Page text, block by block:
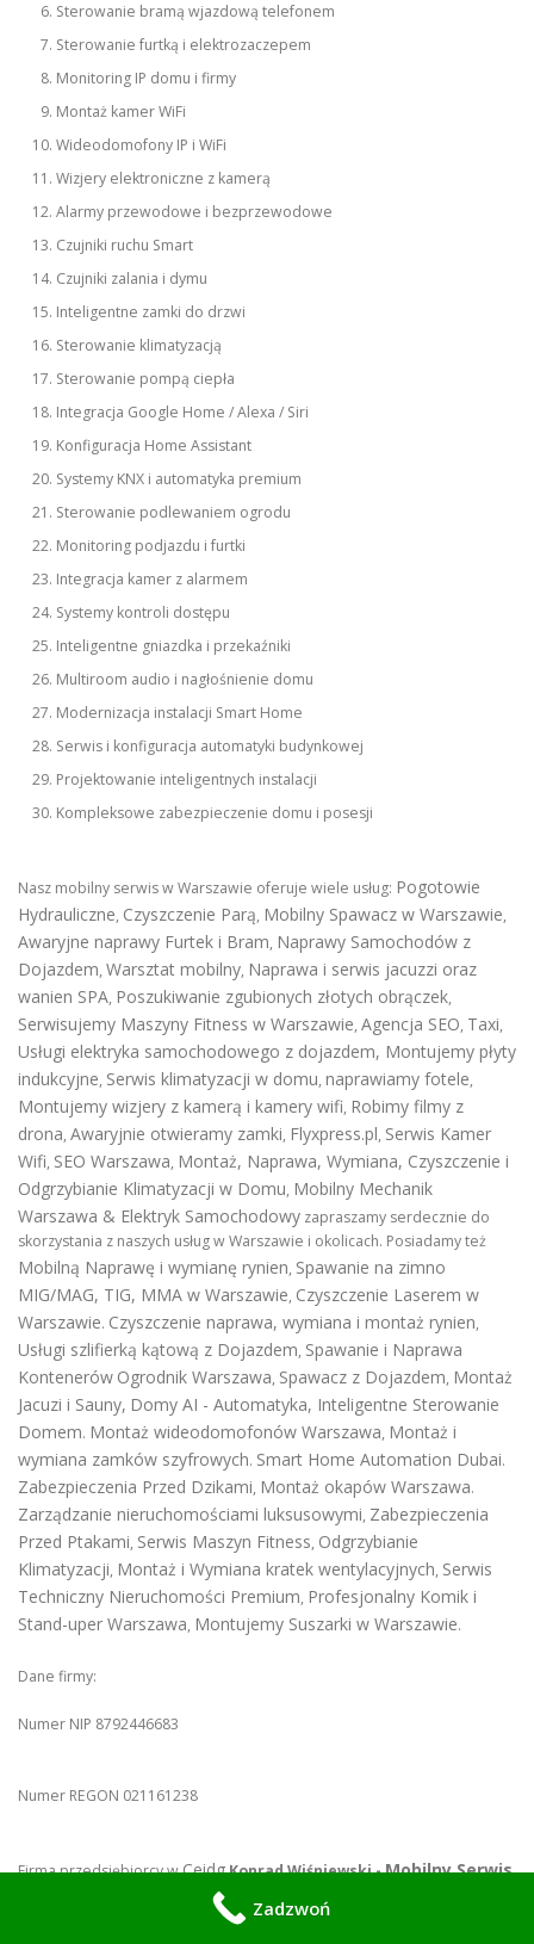
Sterowanie bramą wjazdową telefonem
Sterowanie furtką i elektrozaczepem
Monitoring IP domu i firmy
Montaż kamer WiFi
Wideodomofony IP i WiFi
Wizjery elektroniczne z kamerą
Alarmy przewodowe i bezprzewodowe
Czujniki ruchu Smart
Czujniki zalania i dymu
Inteligentne zamki do drzwi
Sterowanie klimatyzacją
Sterowanie pompą ciepła
Integracja Google Home / Alexa / Siri
Konfiguracja Home Assistant
Systemy KNX i automatyka premium
Sterowanie podlewaniem ogrodu
Monitoring podjazdu i furtki
Integracja kamer z alarmem
Systemy kontroli dostępu
Inteligentne gniazdka i przekaźniki
Multiroom audio i nagłośnienie domu
Modernizacja instalacji Smart Home
Serwis i konfiguracja automatyki budynkowej
Projektowanie inteligentnych instalacji
Kompleksowe zabezpieczenie domu i posesji
Nasz mobilny serwis w Warszawie oferuje wiele usług: Pogotowie
Hydrauliczne, Czyszczenie Parą, Mobilny Spawacz w Warszawie,
Awaryjne naprawy Furtek i Bram, Naprawy Samochodów z
Dojazdem, Warsztat mobilny, Naprawa i serwis jacuzzi oraz
wanien SPA, Poszukiwanie zgubionych złotych obrączek,
Serwisujemy Maszyny Fitness w Warszawie, Agencja SEO, Taxi,
Usługi elektryka samochodowego z dojazdem, Montujemy płyty
indukcyjne, Serwis klimatyzacji w domu, naprawiamy fotele,
Montujemy wizjery z kamerą i kamery wifi, Robimy filmy z
drona, Awaryjnie otwieramy zamki, Flyxpress.pl, Serwis Kamer
Wifi, SEO Warszawa, Montaż, Naprawa, Wymiana, Czyszczenie i
Odgrzybianie Klimatyzacji w Domu, Mobilny Mechanik
Warszawa & Elektryk Samochodowy zapraszamy serdecznie do
skorzystania z naszych usług w Warszawie i okolicach. Posiadamy też
Mobilną Naprawę i wymianę rynien, Spawanie na zimno
MIG/MAG, TIG, MMA w Warszawie, Czyszczenie Laserem w
Warszawie. Czyszczenie naprawa, wymiana i montaż rynien,
Usługi szlifierką kątową z Dojazdem, Spawanie i Naprawa
Kontenerów Ogrodnik Warszawa, Spawacz z Dojazdem, Montaż
Jacuzi i Sauny, Domy AI - Automatyka, Inteligentne Sterowanie
Domem. Montaż wideodomofonów Warszawa, Montaż i
wymiana zamków szyfrowych. Smart Home Automation Dubai.
Zabezpieczenia Przed Dzikami, Montaż okapów Warszawa.
Zarządzanie nieruchomościami luksusowymi, Zabezpieczenia
Przed Ptakami, Serwis Maszyn Fitness, Odgrzybianie
Klimatyzacji, Montaż i Wymiana kratek wentylacyjnych, Serwis
Techniczny Nieruchomości Premium, Profesjonalny Komik i
Stand-uper Warszawa, Montujemy Suszarki w Warszawie.
Dane firmy:
Numer NIP 8792446683
Numer REGON 021161238
Firma przedsiębiorcy wCeidgKonrad Wiśniewski -Mobilny Serwis
Zadzwoń